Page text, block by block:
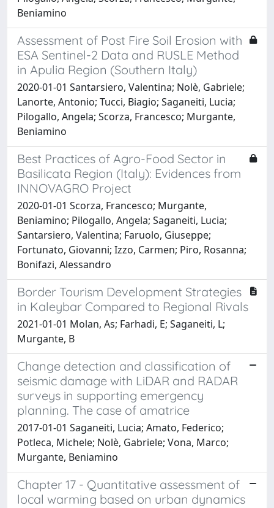
Beniamino
Assessment of Post Fire Soil Erosion with
ESA Sentinel-2 Data and RUSLE Method
in Apulia Region (Southern Italy)
2020-01-01 Santarsiero, Valentina; Nolè, Gabriele;
Lanorte, Antonio; Tucci, Biagio; Saganeiti, Lucia;
Pilogallo, Angela; Scorza, Francesco; Murgante,
Beniamino
Best Practices of Agro-Food Sector in
Basilicata Region (Italy): Evidences from
INNOVAGRO Project
2020-01-01 Scorza, Francesco; Murgante,
Beniamino; Pilogallo, Angela; Saganeiti, Lucia;
Santarsiero, Valentina; Faruolo, Giuseppe;
Fortunato, Giovanni; Izzo, Carmen; Piro, Rosanna;
Bonifazi, Alessandro
Border Tourism Development Strategies
in Kaleybar Compared to Regional Rivals
2021-01-01 Molan, As; Farhadi, E; Saganeiti, L;
Murgante, B
Change detection and classification of
seismic damage with LiDAR and RADAR
surveys in supporting emergency
planning. The case of amatrice
2017-01-01 Saganeiti, Lucia; Amato, Federico;
Potleca, Michele; Nolè, Gabriele; Vona, Marco;
Murgante, Beniamino
Chapter 17 - Quantitative assessment of
local warming based on urban dynamics